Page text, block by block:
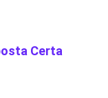
Certa